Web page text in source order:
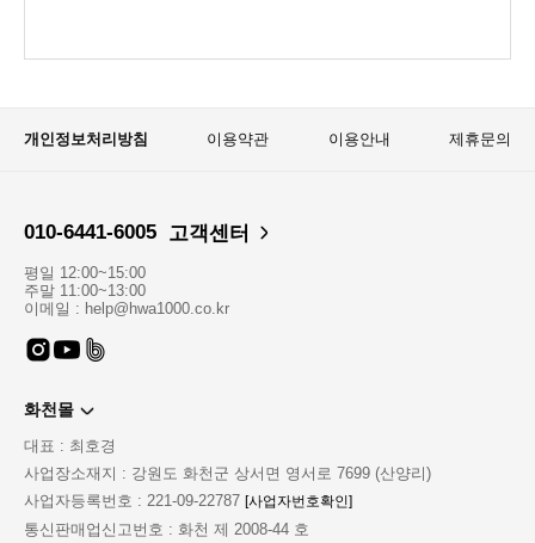
개인정보처리방침 이용약관 이용안내 제휴문의
010-6441-6005 고객센터
평일 12:00~15:00
주말 11:00~13:00
이메일 : help@hwa1000.co.kr
화천몰
대표 : 최호경
사업장소재지 : 강원도 화천군 상서면 영서로 7699 (산양리)
사업자등록번호 : 221-09-22787 [사업자번호확인]
통신판매업신고번호 : 화천 제 2008-44 호